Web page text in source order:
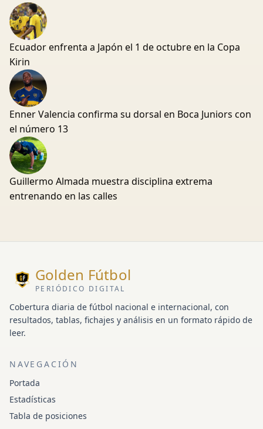
Ecuador enfrenta a Japón el 1 de octubre en la Copa
Kirin
Enner Valencia confirma su dorsal en Boca Juniors con
el número 13
Guillermo Almada muestra disciplina extrema
entrenando en las calles
Golden Fútbol
PERIÓDICO DIGITAL
Cobertura diaria de fútbol nacional e internacional, con
resultados, tablas, fichajes y análisis en un formato rápido de
leer.
NAVEGACIÓN
Portada
Estadísticas
Tabla de posiciones